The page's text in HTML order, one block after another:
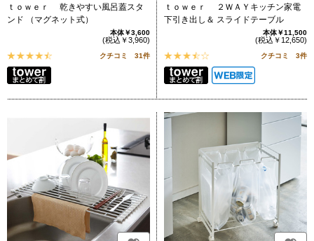
ｔｏｗｅｒ 乾きやすい風呂蓋スタ
ンド （マグネット式）
本体￥3,600
(税込￥3,960)
クチコミ 31件
ｔｏｗｅｒ ２ＷＡＹキッチン家電
下引き出し＆ スライドテーブル
本体￥11,500
(税込￥12,650)
クチコミ 3件